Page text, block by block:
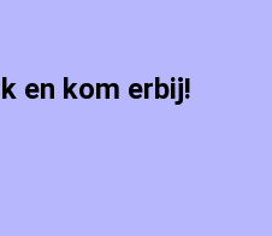
en kom erbij!